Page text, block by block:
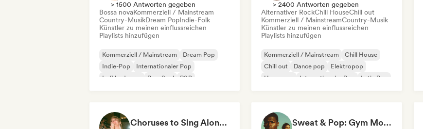
> 1500 Antworten gegeben
Bossa novaKommerziell / Mainstream
Country-MusikDream PopIndie-Folk
Künstler zu meinen einflussreichen
Playlists hinzufügen
Kommerziell / Mainstream
Dream Pop
Indie-Pop
Internationaler Pop
Lofi bedroom
Pop-Soul
R&B
> 2400 Antworten gegeben
Alternativer RockChill HouseChill out
Kommerziell / MainstreamCountry-Musik
Künstler zu meinen einflussreichen
Playlists hinzufügen
Kommerziell / Mainstream
Chill House
Chill out
Dance pop
Elektropop
Hyperpop
Internationaler Pop Latin Pop
Choruses to Sing Along To Sweat & Pop: Gym Mode 💦